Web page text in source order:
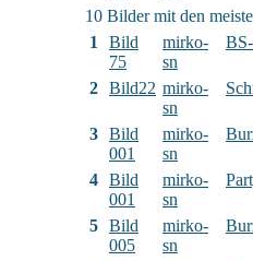
10 Bilder mit den
1
Bild
75
mirko-
sn
2 Bild22 mirko-
sn
3 Bild
001
mirko-
sn
4 Bild
001
mirko-
sn
5 Bild
005
mirko-
sn